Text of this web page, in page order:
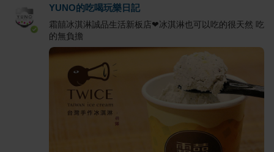
YUNO的吃喝玩樂日記
霜囍冰淇淋誠品生活新板店❤冰淇淋也可以吃的很天然 吃
的無負擔